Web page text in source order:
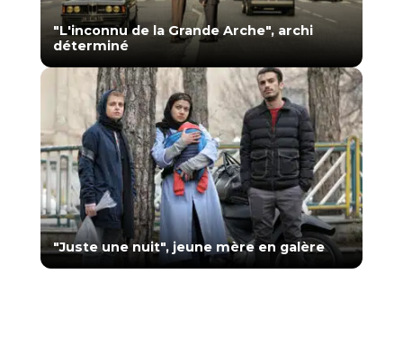
"L'inconnu de la Grande Arche", archi
déterminé
"Juste une nuit", jeune mère en galère